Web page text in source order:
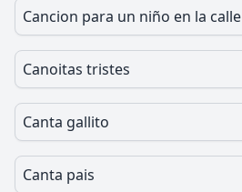
Cancion para un niño en la calle
Canoitas tristes
Canta gallito
Canta pais